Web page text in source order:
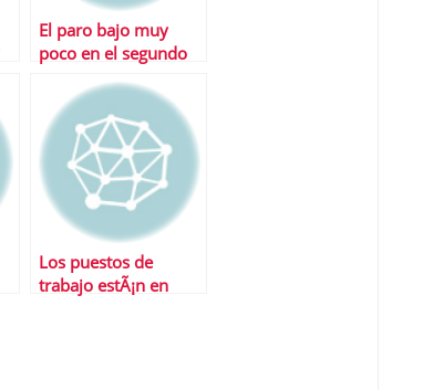
El paro bajo muy
poco en el segundo
Los puestos de
trabajo estÃ¡n en